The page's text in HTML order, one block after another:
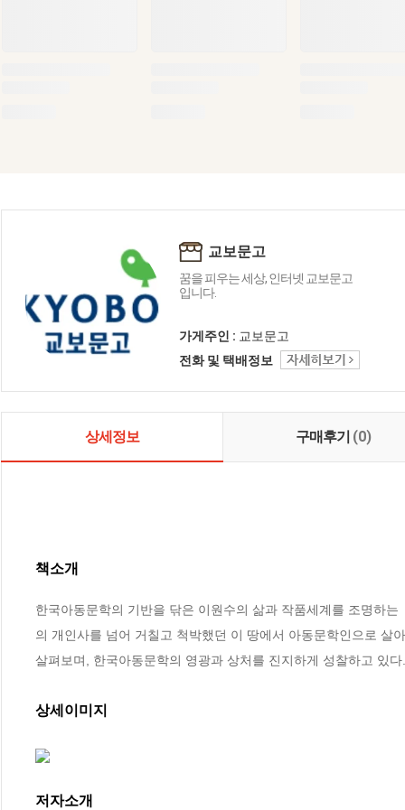
교보문고
꿈을 피우는 세상, 인터넷 교보문고
입니다.
가게주인 : 교보문고
전화 및 택배정보
상세정보 구매후기 (0)
책소개
한국아동문학의 기반을 닦은 이원수의 삶과 작품세계를 조명하
의 개인사를 넘어 거칠고 척박했던 이 땅에서 아동문학인으로 살
살펴보며, 한국아동문학의 영광과 상처를 진지하게 성찰하고 있다.
상세이미지
저자소개